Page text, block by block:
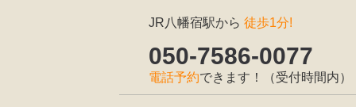
JR八幡宿駅から 徒歩1分!
050-7586-0077
電話予約できます！（受付時間内）